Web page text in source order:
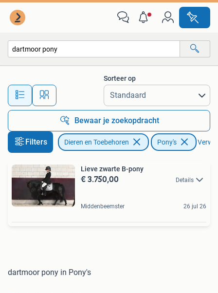
Alle afstanden…
Sorteer op
Bewaar je zoekopdracht
Filters Dieren en Toebehoren Pony's
Lieve zwarte B-pony
€ 3.750,00 Details
Middenbeemster 26 jul 26
dartmoor pony in Pony's